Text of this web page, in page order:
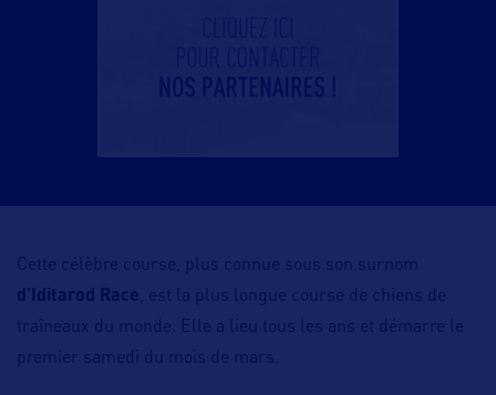
Cette célèbre course, plus connue sous son surnom
d’Iditarod Race , est la plus longue course de chiens de
traîneaux du monde. Elle a lieu tous les ans et démarre le
premier samedi du mois de mars.